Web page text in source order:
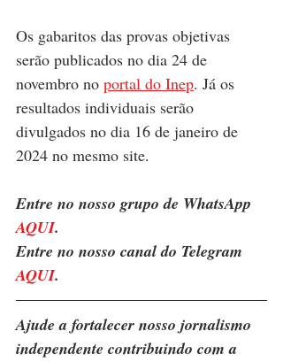
Os gabaritos das provas objetivas
serão publicados no dia 24 de
novembro no portal do Inep. Já os
resultados individuais serão
divulgados no dia 16 de janeiro de
2024 no mesmo site.
Entre no nosso grupo de WhatsApp
AQUI.
Entre no nosso canal do Telegram
AQUI.
Ajude a fortalecer nosso jornalismo
independente contribuindo com a